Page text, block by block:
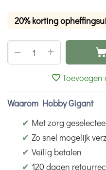
20% korting
+
−
Waarom Hobby Gigant
✔ Met zorg
✔ Zo snel mogelijk
✔ Veilig betalen
✔ 120 dagen